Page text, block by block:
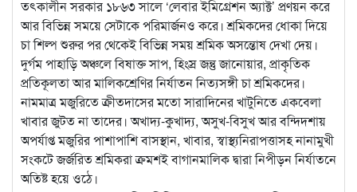
তৎকালীন সরকার ১৮৬৩ সালে ‘লেবার ইমিগ্রেশন অ্যাক্ট’ প্রণয়ন করে
আর বিভিন্ন সময়ে সেটাকে পরিমার্জনও করে। শ্রমিকদের ধোকা দিয়ে
চা শিল্প শুরুর পর থেকেই বিভিন্ন সময় শ্রমিক অসন্তোষ দেখা দেয়।
দুর্গম পাহাড়ি অঞ্চলে বিষাক্ত সাপ, হিংস্র জন্তু জানোয়ার, প্রাকৃতিক
প্রতিকূলতা আর মালিকশ্রেণির নির্যাতন নিত্যসঙ্গী চা শ্রমিকদের।
নামমাত্র মজুরিতে ক্রীতদাসের মতো সারাদিনের খাটুনিতে একবেলা
খাবার জুটত না তাদের। অখাদ্য-কুখাদ্য, অসুখ-বিসুখ আর বন্দিদশায়
অপর্যাপ্ত মজুরির পাশাপাশি বাসস্থান, খাবার, স্বাস্থ্যনিরাপত্তাসহ নানামুখী
সংকটে জর্জরিত শ্রমিকরা ক্রমশই বাগানমালিক দ্বারা নিপীড়ন নির্যাতনে
অতিষ্ট হয়ে ওঠে।